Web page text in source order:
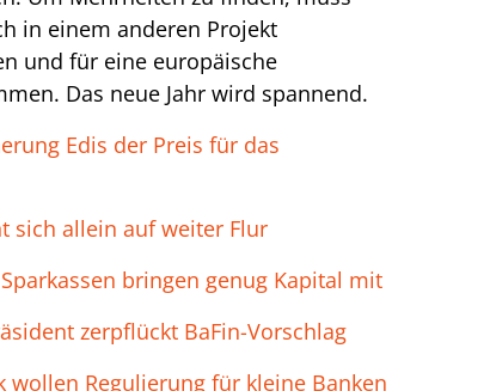
in einem anderen Projekt
und für eine europäische
Das neue Jahr wird spannend.
Edis der Preis für das
sich allein auf weiter Flur
bringen genug Kapital mit
zerpflückt BaFin-Vorschlag
wollen Regulierung für kleine Banken